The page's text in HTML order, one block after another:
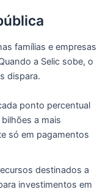
famílias e empresas
a Selic sobe, o
dispara.
ponto percentual
a mais
só em pagamentos
destinados a
investimentos em